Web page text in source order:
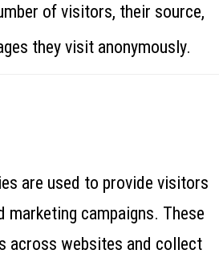
of visitors, their source,
they visit anonymously.
are used to provide visitors
marketing campaigns. These
across websites and collect